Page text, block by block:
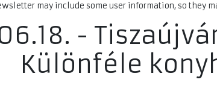
may include some user information, so they
-
Különféle